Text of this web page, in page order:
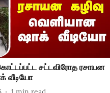
சட்டவிரோத ரசாயன
வீடியோ